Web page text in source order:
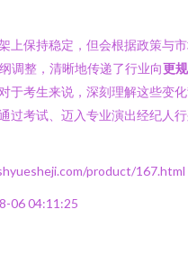
上保持稳定，但会根据政策与
调整，清晰地传递了行业向更规
于考生来说，深刻理解这些变
过考试、迈入专业演出经纪人
product/167.html
06 04:11:25